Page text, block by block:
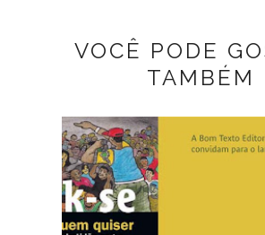
VOCÊ PODE
TAMBÉM